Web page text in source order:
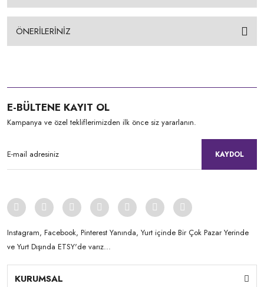
ÖNERİLERİNİZ
E-BÜLTENE KAYIT OL
Kampanya ve özel tekliflerimizden ilk önce siz yararlanın.
KAYDOL
Instagram, Facebook, Pinterest Yanında, Yurt içinde Bir Çok Pazar Yerinde
ve Yurt Dışında ETSY'de varız...
KURUMSAL